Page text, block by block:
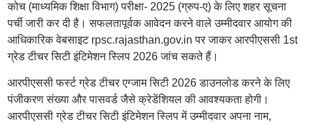
कोच (माध्यमिक शिक्षा विभाग) परीक्षा- 2025 (ग्रुप-ए) के लिए शहर सूचना
पर्ची जारी कर दी है। सफलतापूर्वक आवेदन करने वाले उम्मीदवार आयोग की
आधिकारिक वेबसाइट rpsc.rajasthan.gov.in पर जाकर आरपीएससी 1st
ग्रेड टीचर सिटी इंटिमेशन स्लिप 2026 जांच सकते हैं।
आरपीएससी फर्स्ट ग्रेड टीचर एग्जाम सिटी 2026 डाउनलोड करने के लिए
पंजीकरण संख्या और पासवर्ड जैसे क्रेडेंशियल की आवश्यकता होगी।
आरपीएससी ग्रेड टीचर सिटी इंटिमेशन स्लिप में उम्मीदवार अपना नाम,